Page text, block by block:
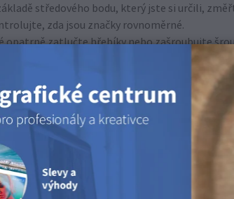
středového bodu, který jste si určili,
zda jsou značky rovnoměrné.
opatrně zatlučte hřebíky nebo zašroubujte
zavěsit pomocný rám. Zatím je nedělejte
hloubce vašeho pomocného rámu.
umístěte nástěnný obraz tak, aby hřebíky
nebo šrouby.